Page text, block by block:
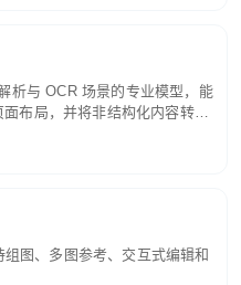
析与 OCR 场景的专业模型，能
布局，并将非结构化内容转换
结果。
图、多图参考、交互式编辑和